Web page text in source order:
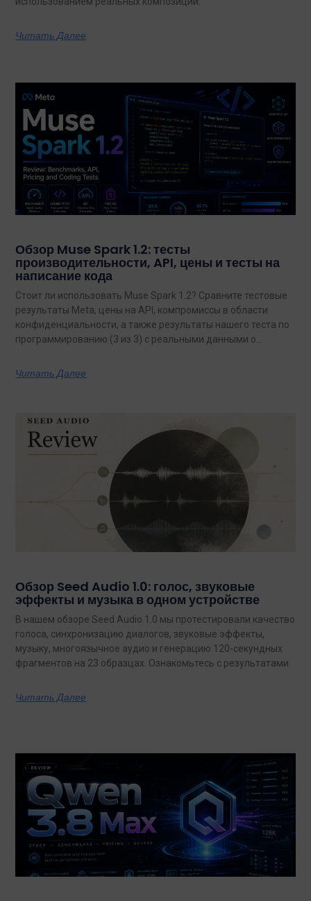
Читать Далее
Обзор Muse Spark 1.2: тесты
производительности, API, цены и тесты на
написание кода
Стоит ли использовать Muse Spark 1.2? Сравните тестовые
результаты Meta, цены на API, компромиссы в области
конфиденциальности, а также результаты нашего теста по
программированию (3 из 3) с реальными данными о
Читать Далее
Обзор Seed Audio 1.0: голос, звуковые
эффекты и музыка в одном устройстве
В нашем обзоре Seed Audio 1.0 мы протестировали качество
голоса, синхронизацию диалогов, звуковые эффекты,
музыку, многоязычное аудио и генерацию 120-секундных
фрагментов на 23 образцах. Ознакомьтесь с результатами.
Читать Далее